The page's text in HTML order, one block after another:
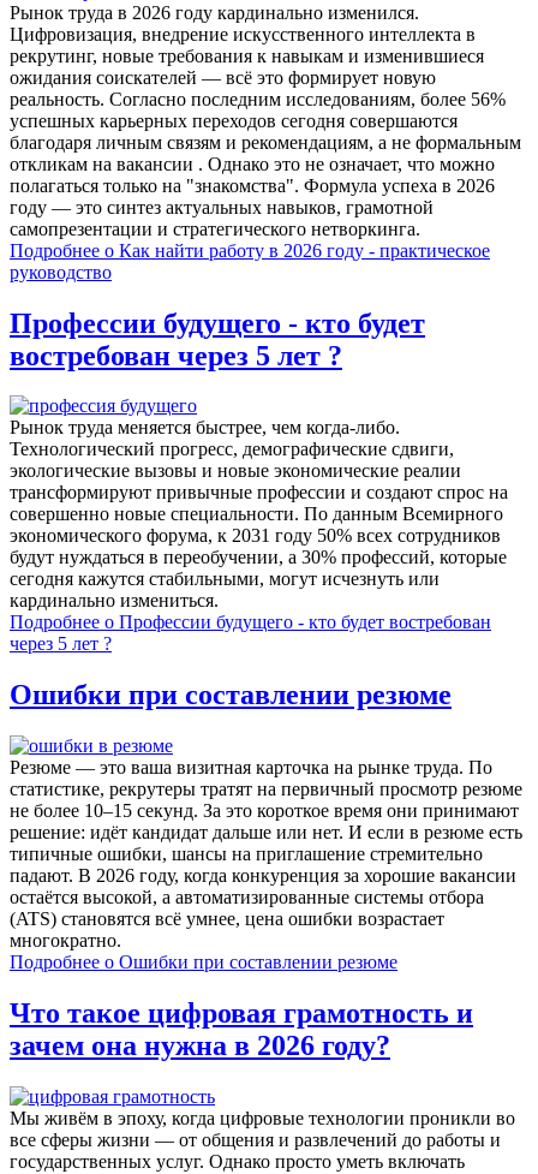
Рынок труда в 2026 году кардинально изменился.
Цифровизация, внедрение искусственного интеллекта в
рекрутинг, новые требования к навыкам и изменившиеся
ожидания соискателей — всё это формирует новую
реальность. Согласно последним исследованиям, более 56%
успешных карьерных переходов сегодня совершаются
благодаря личным связям и рекомендациям, а не формальным
откликам на вакансии . Однако это не означает, что можно
полагаться только на "знакомства". Формула успеха в 2026
году — это синтез актуальных навыков, грамотной
самопрезентации и стратегического нетворкинга.
Подробнее о Как найти работу в 2026 году - практическое
руководство
Профессии будущего - кто будет
востребован через 5 лет ?
Рынок труда меняется быстрее, чем когда-либо.
Технологический прогресс, демографические сдвиги,
экологические вызовы и новые экономические реалии
трансформируют привычные профессии и создают спрос на
совершенно новые специальности. По данным Всемирного
экономического форума, к 2031 году 50% всех сотрудников
будут нуждаться в переобучении, а 30% профессий, которые
сегодня кажутся стабильными, могут исчезнуть или
кардинально измениться.
Подробнее о Профессии будущего - кто будет востребован
через 5 лет ?
Ошибки при составлении резюме
Резюме — это ваша визитная карточка на рынке труда. По
статистике, рекрутеры тратят на первичный просмотр резюме
не более 10–15 секунд. За это короткое время они принимают
решение: идёт кандидат дальше или нет. И если в резюме есть
типичные ошибки, шансы на приглашение стремительно
падают. В 2026 году, когда конкуренция за хорошие вакансии
остаётся высокой, а автоматизированные системы отбора
(ATS) становятся всё умнее, цена ошибки возрастает
многократно.
Подробнее о Ошибки при составлении резюме
Что такое цифровая грамотность и
зачем она нужна в 2026 году?
Мы живём в эпоху, когда цифровые технологии проникли во
все сферы жизни — от общения и развлечений до работы и
государственных услуг. Однако просто уметь включать